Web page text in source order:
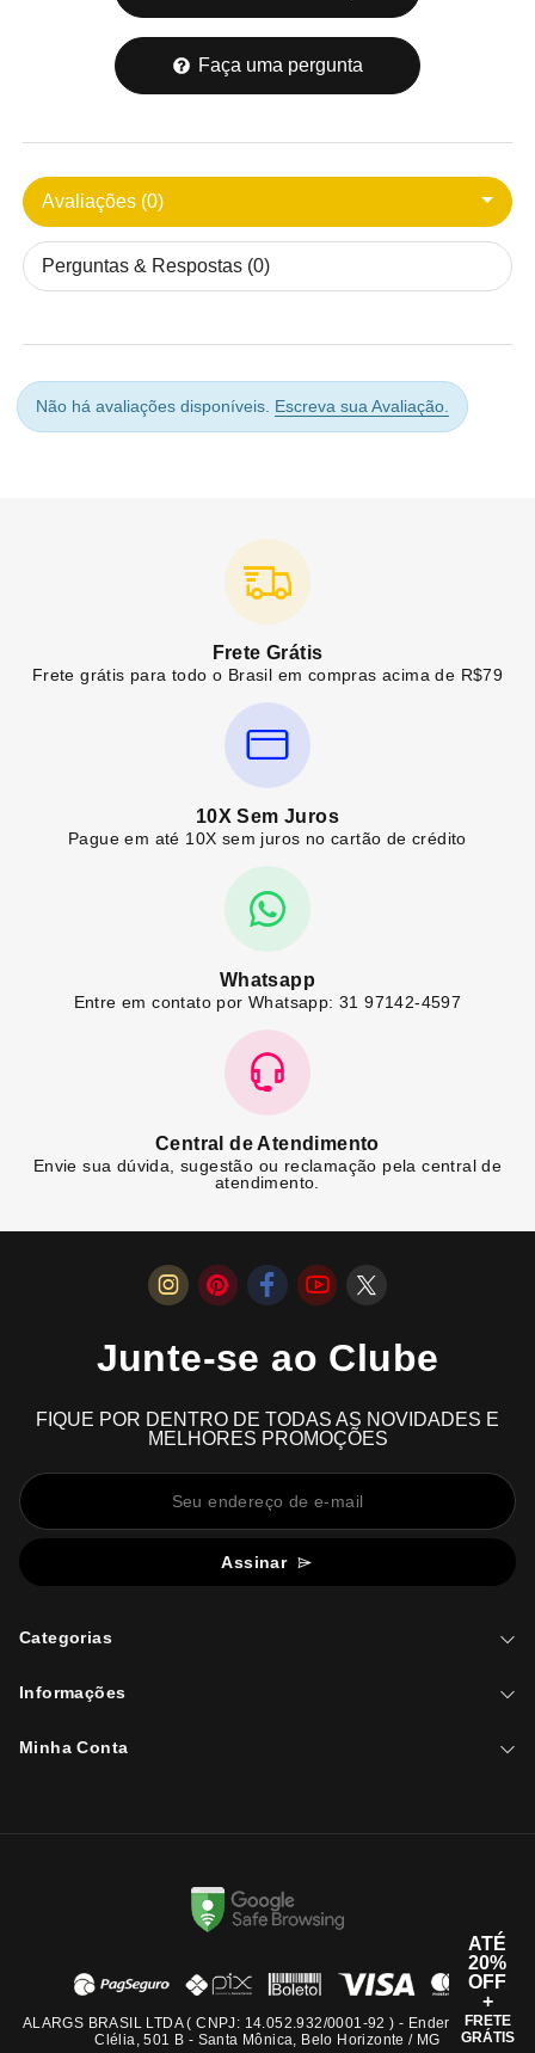
Faça uma pergunta
Avaliações (0)
Perguntas & Respostas (0)
Não há avaliações disponíveis. Escreva sua Avaliação.
Frete Grátis
Frete grátis para todo o Brasil em compras acima de R$79
10X Sem Juros
Pague em até 10X sem juros no cartão de crédito
Whatsapp
Entre em contato por Whatsapp: 31 97142-4597
Central de Atendimento
Envie sua dúvida, sugestão ou reclamação pela central de
atendimento.
Junte-se ao Clube
FIQUE POR DENTRO DE TODAS AS NOVIDADES E
MELHORES PROMOÇÕES
Assinar
Categorias
Informações
Minha Conta
ALARGS BRASIL LTDA ( CNPJ: 14.052.932/0001-92 ) - Endereço: Rua
Clélia, 501 B - Santa Mônica, Belo Horizonte / MG
ATÉ
20%
OFF
+
FRETE
GRÁTIS